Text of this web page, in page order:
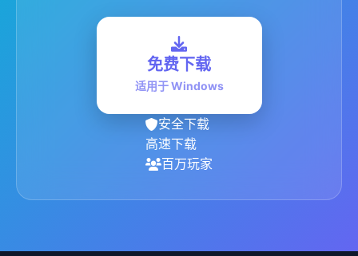
免费下载
适用于 Windows
安全下载
高速下载
百万玩家